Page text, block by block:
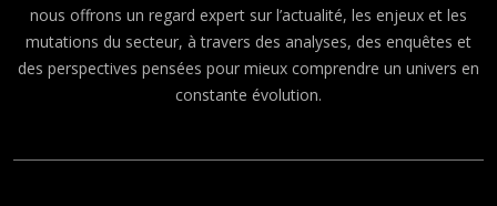
nous offrons un regard expert sur l’actualité, les enjeux et les
mutations du secteur, à travers des analyses, des enquêtes et
des perspectives pensées pour mieux comprendre un univers en
constante évolution.